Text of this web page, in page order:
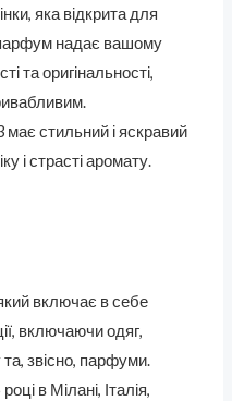
яка відкрита для
надає вашому
та оригінальності,
стильний і яскравий
і страсті аромату.
включає в себе
включаючи одяг,
звісно, парфуми.
в Мілані, Італія,